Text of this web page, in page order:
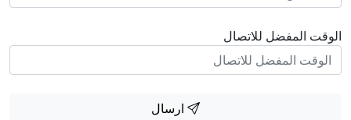
الوقت المفضل للاتصال
ارسال